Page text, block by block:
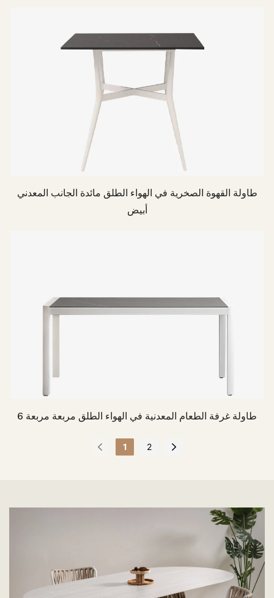
طاولة القهوة الصخرية في الهواء الطلق مائدة الجانب المعدني
أبيض
طاولة غرفة الطعام المعدنية في الهواء الطلق مربعة مربعة 6
1 2